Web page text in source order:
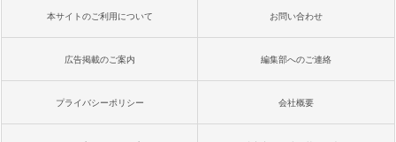
本サイトのご利用について お問い合わせ
広告掲載のご案内 編集部へのご連絡
プライバシーポリシー 会社概要